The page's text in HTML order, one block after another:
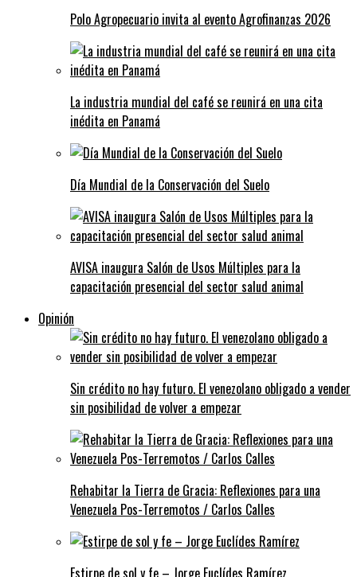
Polo Agropecuario invita al evento Agrofinanzas 2026
La industria mundial del café se reunirá en una cita
inédita en Panamá
Día Mundial de la Conservación del Suelo
AVISA inaugura Salón de Usos Múltiples para la
capacitación presencial del sector salud animal
Opinión
Sin crédito no hay futuro. El venezolano obligado a vender
sin posibilidad de volver a empezar
Rehabitar la Tierra de Gracia: Reflexiones para una
Venezuela Pos-Terremotos / Carlos Calles
Estirpe de sol y fe – Jorge Euclídes Ramírez